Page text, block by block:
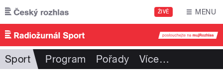
Přejít k hlavnímu obsahu
ŽIVĚ MENU
Sport Program Pořady Více…